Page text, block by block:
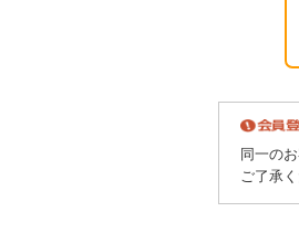
同一の
ご了承く